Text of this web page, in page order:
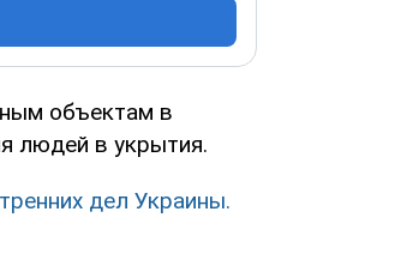
объектам в
людей в укрытия.
дел Украины.